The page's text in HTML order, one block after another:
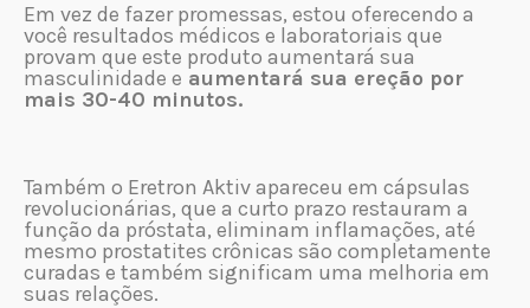
Em vez de fazer promessas, estou oferecendo a
você resultados médicos e laboratoriais que
provam que este produto aumentará sua
masculinidade e aumentará sua ereção por
mais 30-40 minutos.
Também o Eretron Aktiv apareceu em cápsulas
revolucionárias, que a curto prazo restauram a
função da próstata, eliminam inflamações, até
mesmo prostatites crônicas são completamente
curadas e também significam uma melhoria em
suas relações.